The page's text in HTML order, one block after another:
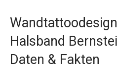
Halsband
Daten & Fakten